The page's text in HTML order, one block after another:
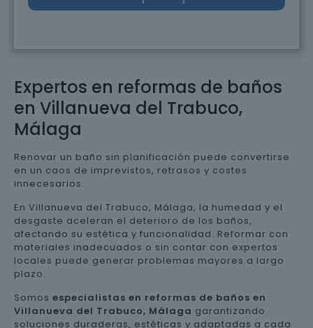
Expertos en reformas de baños
en Villanueva del Trabuco,
Málaga
Renovar un baño sin planificación puede convertirse
en un caos de imprevistos, retrasos y costes
innecesarios.
En Villanueva del Trabuco, Málaga, la humedad y el
desgaste aceleran el deterioro de los baños,
afectando su estética y funcionalidad. Reformar con
materiales inadecuados o sin contar con expertos
locales puede generar problemas mayores a largo
plazo.
Somos especialistas en reformas de baños en
Villanueva del Trabuco, Málaga garantizando
soluciones duraderas, estéticas y adaptadas a cada